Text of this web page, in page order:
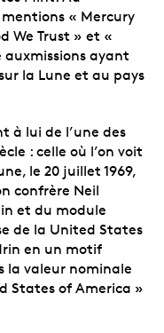
mentions « Mercury
We Trust » et «
ayant
la Lune et au pays
à lui de l’une des
: celle où l’on voit
le 20 juillet 1969,
confrère Neil
et du module
de la United States
en un motif
la valeur nominale
States of America »